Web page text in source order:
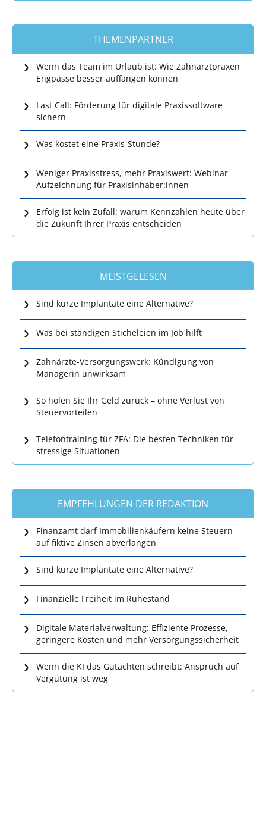
THEMENPARTNER
Wenn das Team im Urlaub ist: Wie Zahnarztpraxen
Engpässe besser auffangen können
Last Call: Förderung für digitale Praxissoftware
sichern
Was kostet eine Praxis-Stunde?
Weniger Praxisstress, mehr Praxiswert: Webinar-
Aufzeichnung für Praxisinhaber:innen
Erfolg ist kein Zufall: warum Kennzahlen heute über
die Zukunft Ihrer Praxis entscheiden
MEISTGELESEN
Sind kurze Implantate eine Alternative?
Was bei ständigen Sticheleien im Job hilft
Zahnärzte-Versorgungswerk: Kündigung von
Managerin unwirksam
So holen Sie Ihr Geld zurück – ohne Verlust von
Steuervorteilen
Telefontraining für ZFA: Die besten Techniken für
stressige Situationen
EMPFEHLUNGEN DER REDAKTION
Finanzamt darf Immobilienkäufern keine Steuern
auf fiktive Zinsen abverlangen
Sind kurze Implantate eine Alternative?
Finanzielle Freiheit im Ruhestand
Digitale Materialverwaltung: Effiziente Prozesse,
geringere Kosten und mehr Versorgungssicherheit
Wenn die KI das Gutachten schreibt: Anspruch auf
Vergütung ist weg